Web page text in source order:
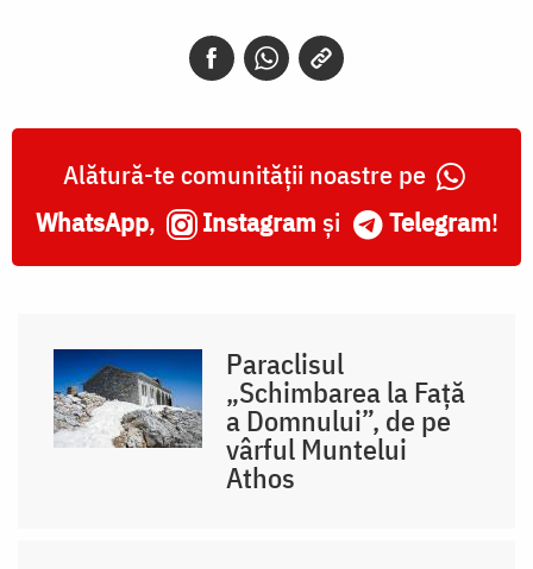
Alătură-te comunității noastre pe
WhatsApp, Instagram și Telegram!
Paraclisul
„Schimbarea la Față
a Domnului”, de pe
vârful Muntelui
Athos